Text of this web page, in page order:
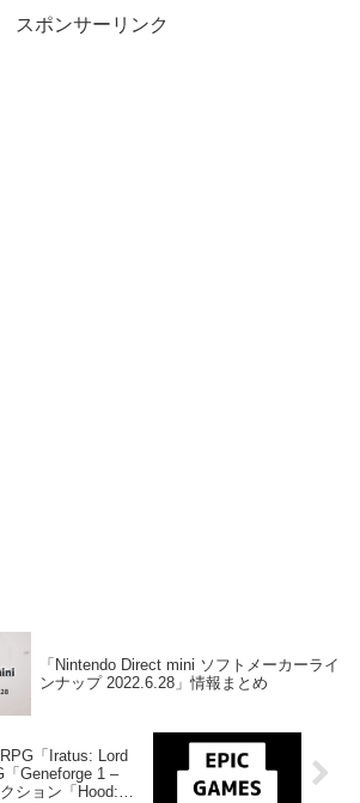
スポンサーリンク
「Nintendo Direct mini ソフトメーカーライ
ンナップ 2022.6.28」情報まとめ
「Iratus: Lord
Geneforge 1 –
ション「Hood: